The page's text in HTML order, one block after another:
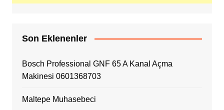
Son Eklenenler
Bosch Professional GNF 65 A Kanal Açma
Makinesi 0601368703
Maltepe Muhasebeci